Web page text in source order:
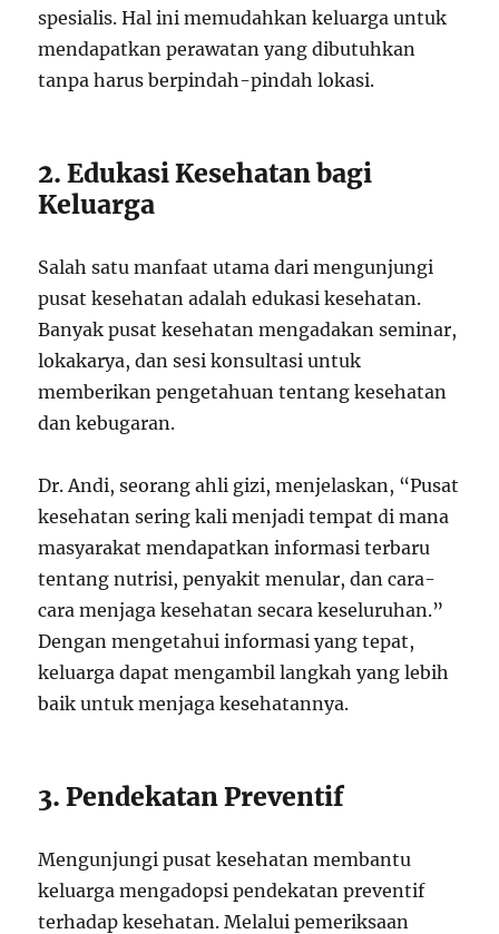
spesialis. Hal ini memudahkan keluarga untuk
mendapatkan perawatan yang dibutuhkan
tanpa harus berpindah-pindah lokasi.
2. Edukasi Kesehatan bagi
Keluarga
Salah satu manfaat utama dari mengunjungi
pusat kesehatan adalah edukasi kesehatan.
Banyak pusat kesehatan mengadakan seminar,
lokakarya, dan sesi konsultasi untuk
memberikan pengetahuan tentang kesehatan
dan kebugaran.
Dr. Andi, seorang ahli gizi, menjelaskan, “Pusat
kesehatan sering kali menjadi tempat di mana
masyarakat mendapatkan informasi terbaru
tentang nutrisi, penyakit menular, dan cara-
cara menjaga kesehatan secara keseluruhan.”
Dengan mengetahui informasi yang tepat,
keluarga dapat mengambil langkah yang lebih
baik untuk menjaga kesehatannya.
3. Pendekatan Preventif
Mengunjungi pusat kesehatan membantu
keluarga mengadopsi pendekatan preventif
terhadap kesehatan. Melalui pemeriksaan